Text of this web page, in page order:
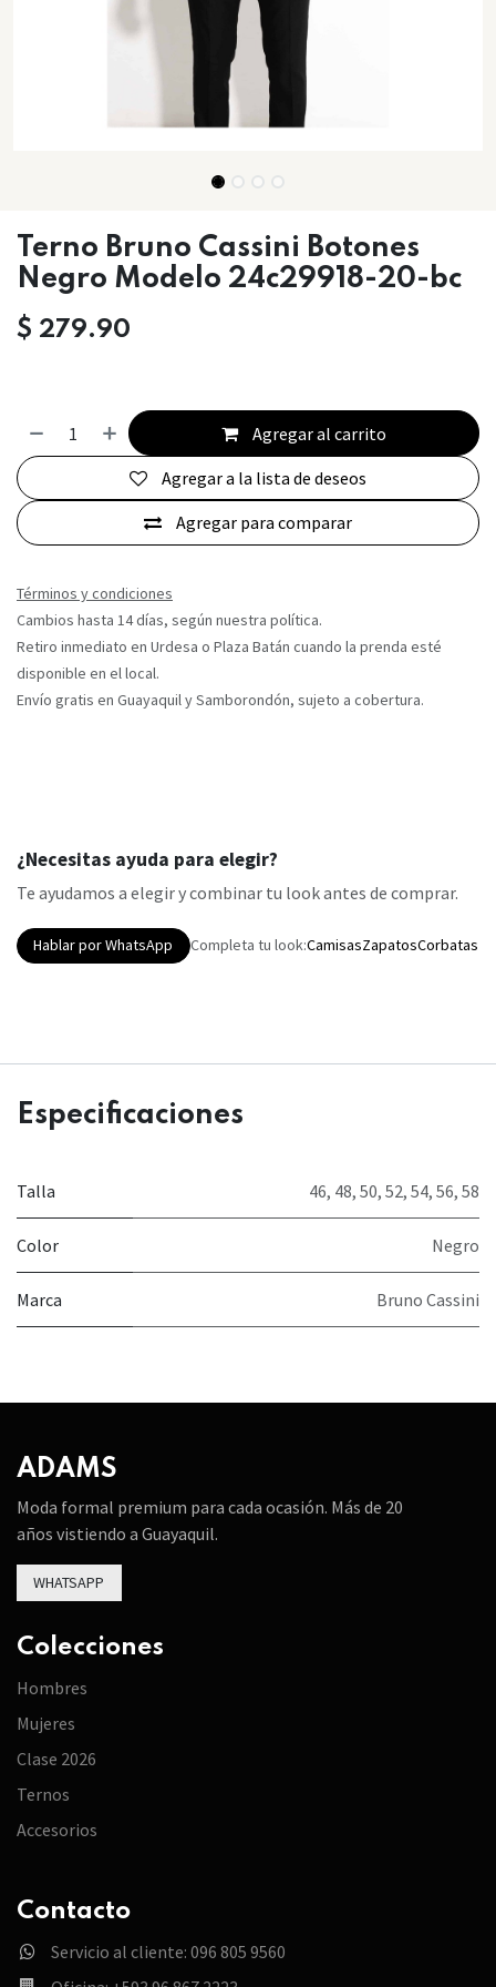
Terno Bruno Cassini Botones
Negro Modelo 24c29918-20-bc
$ 279.90
Agregar al carrito
Agregar para comparar
Agregar a la lista de deseos
Términos y condiciones
Cambios hasta 14 días, según nuestra política.
Retiro inmediato en Urdesa o Plaza Batán cuando la prenda esté
disponible en el local.
Envío gratis en Guayaquil y Samborondón, sujeto a cobertura.
¿Necesitas ayuda para elegir?
Te ayudamos a elegir y combinar tu look antes de comprar.
Hablar por WhatsApp Completa tu look:CamisasZapatosCorbatas
Especificaciones
Talla 46, 48, 50, 52, 54, 56, 58
Color Negro
Marca Bruno Cassini
ADAMS
Moda formal premium para cada ocasión. Más de 20
años vistiendo a Guayaquil.
WHATSAPP
Colecciones
Hombres
Mujeres
Clase 2026
Ternos
Accesorios
Contacto
Servicio al cliente: 096 805 9560